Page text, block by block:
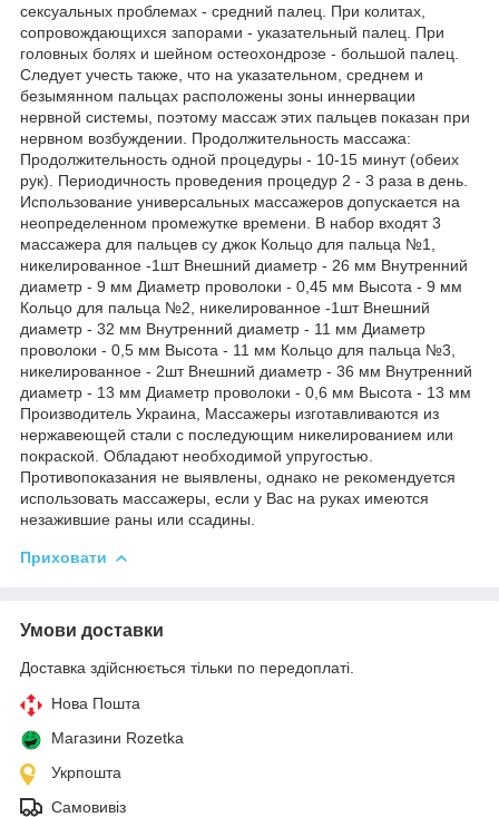
сексуальных проблемах - средний палец. При колитах,
сопровождающихся запорами - указательный палец. При
головных болях и шейном остеохондрозе - большой палец.
Следует учесть также, что на указательном, среднем и
безымянном пальцах расположены зоны иннервации
нервной системы, поэтому массаж этих пальцев показан при
нервном возбуждении. Продолжительность массажа:
Продолжительность одной процедуры - 10-15 минут (обеих
рук). Периодичность проведения процедур 2 - 3 раза в день.
Использование универсальных массажеров допускается на
неопределенном промежутке времени. В набор входят 3
массажера для пальцев су джок Кольцо для пальца №1,
никелированное -1шт Внешний диаметр - 26 мм Внутренний
диаметр - 9 мм Диаметр проволоки - 0,45 мм Высота - 9 мм
Кольцо для пальца №2, никелированное -1шт Внешний
диаметр - 32 мм Внутренний диаметр - 11 мм Диаметр
проволоки - 0,5 мм Высота - 11 мм Кольцо для пальца №3,
никелированное - 2шт Внешний диаметр - 36 мм Внутренний
диаметр - 13 мм Диаметр проволоки - 0,6 мм Высота - 13 мм
Производитель Украина, Массажеры изготавливаются из
нержавеющей стали с последующим никелированием или
покраской. Обладают необходимой упругостью.
Противопоказания не выявлены, однако не рекомендуется
использовать массажеры, если у Вас на руках имеются
незажившие раны или ссадины.
Приховати
Умови доставки
Доставка здійснюється тільки по передоплаті.
Нова Пошта
Магазини Rozetka
Укрпошта
Самовивіз